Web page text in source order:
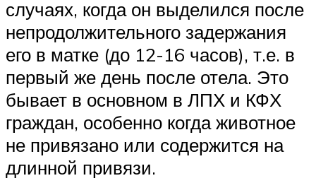
случаях, когда он выделился после
непродолжительного задержания
его в матке (до 12-16 часов), т.е. в
первый же день после отела. Это
бывает в основном в ЛПХ и КФХ
граждан, особенно когда животное
не привязано или содержится на
длинной привязи.